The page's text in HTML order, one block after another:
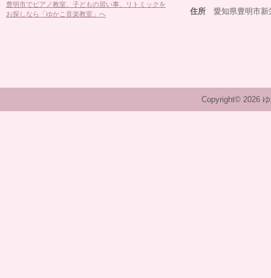
豊明市でピアノ教室、子どもの習い事、リトミックを
お探しなら「ゆかこ音楽教室」へ
住所 愛知県豊明市新
Copyright© 2026